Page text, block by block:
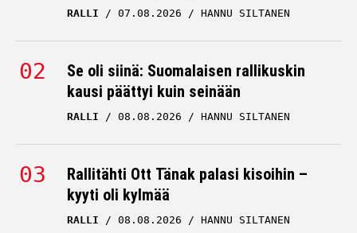
RALLI 07.08.2026 HANNU SILTANEN
Se oli siinä: Suomalaisen rallikuskin
kausi päättyi kuin seinään
RALLI 08.08.2026 HANNU SILTANEN
Rallitähti Ott Tänak palasi kisoihin –
kyyti oli kylmää
RALLI 08.08.2026 HANNU SILTANEN